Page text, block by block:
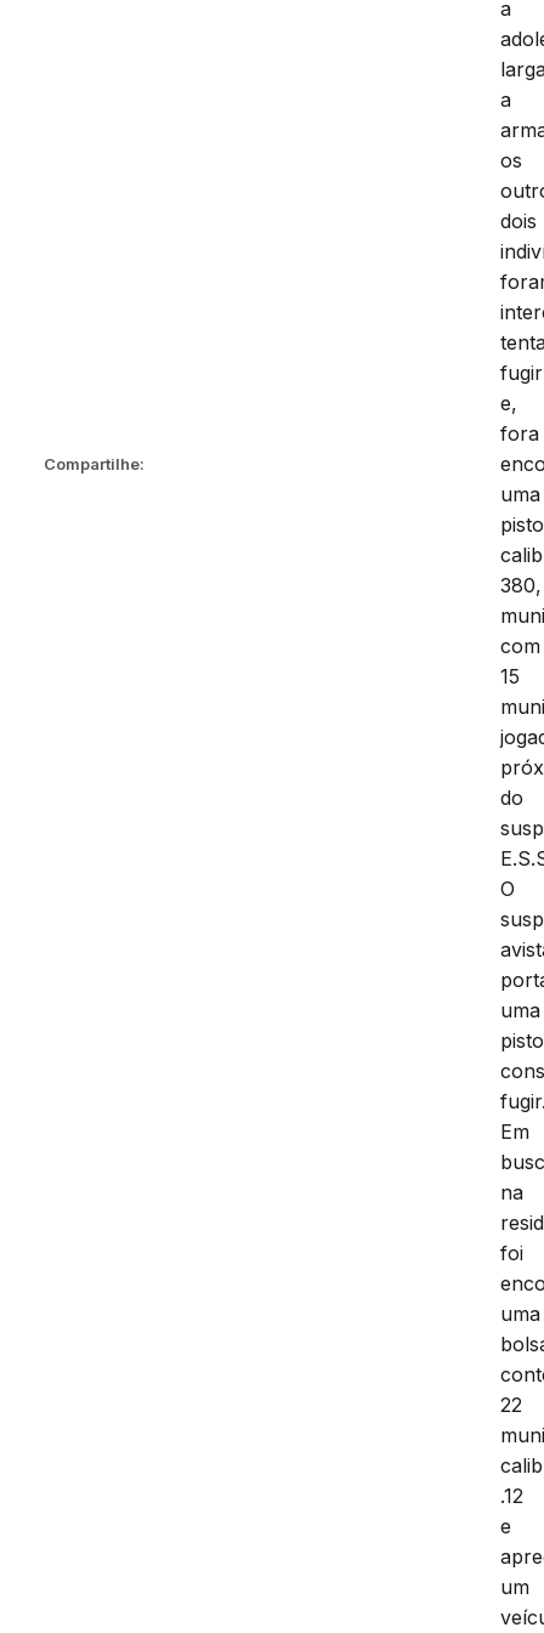
Compartilhe:
a
a
os
dois
fugir
e,
fora
uma
380,
com
15
do
O
uma
Em
na
foi
uma
22
.12
e
um